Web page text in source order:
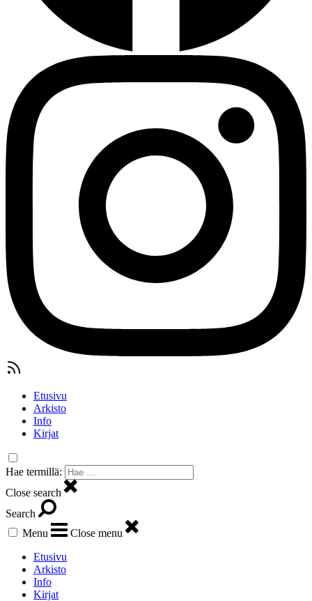
Etusivu
Arkisto
Info
Kirjat
Hae termillä:
Close search
Search
Menu
Close menu
Etusivu
Arkisto
Info
Kirjat